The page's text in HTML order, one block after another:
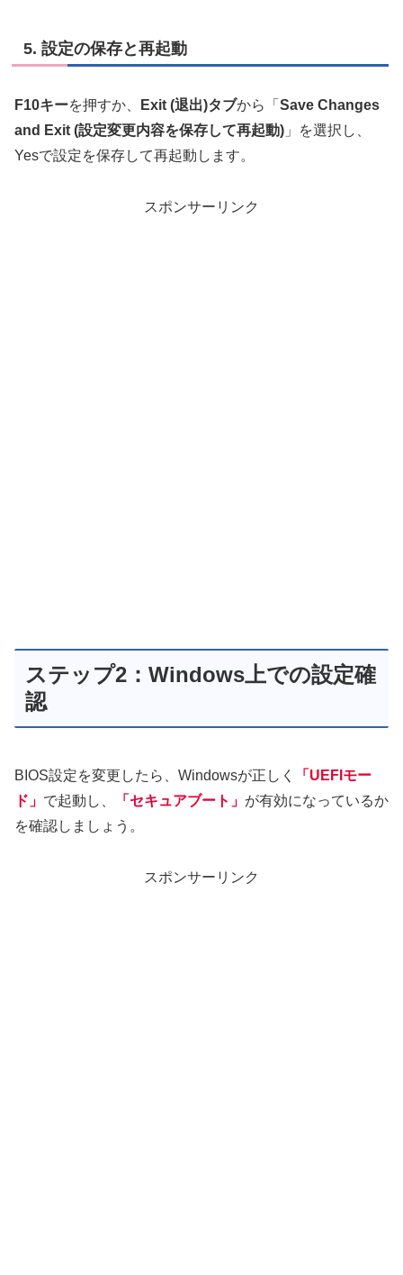
5. 設定の保存と再起動
F10キーを押すか、 Exit (退出)タブから「 Save Changes
and Exit (設定変更内容を保存して再起動) 」を選択し、
Yesで設定を保存して再起動します。
スポンサーリンク
ステップ2：Windows上での設定確
認
BIOS設定を変更したら、Windowsが正しく
「UEFIモー
ド」 で起動し、 「セキュアブート」 が有効になっているか
を確認しましょう。
スポンサーリンク